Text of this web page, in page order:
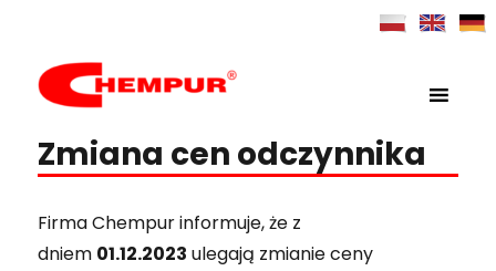
Chempur
Zmiana cen odczynnika
Firma Chempur informuje, że z
dniem 01.12.2023 ulegają zmianie ceny